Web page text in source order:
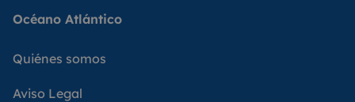
Océano Atlántico
Quiénes somos
Aviso Legal